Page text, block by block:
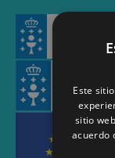
Este
sitio
acuerdo